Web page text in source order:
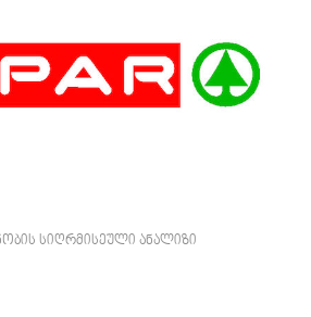
სიღრმისეული ანალიზი